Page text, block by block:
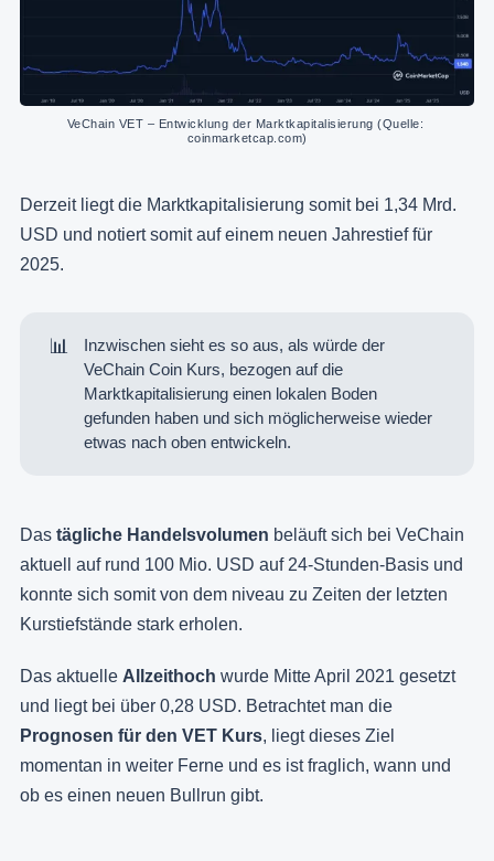
VeChain VET – Entwicklung der Marktkapitalisierung (Quelle:
coinmarketcap.com)
Derzeit liegt die Marktkapitalisierung somit bei 1,34 Mrd.
USD und notiert somit auf einem neuen Jahrestief für
2025.
📊
Inzwischen sieht es so aus, als würde der
VeChain Coin Kurs, bezogen auf die
Marktkapitalisierung einen lokalen Boden
gefunden haben und sich möglicherweise wieder
etwas nach oben entwickeln.
Das tägliche Handelsvolumen beläuft sich bei VeChain
aktuell auf rund 100 Mio. USD auf 24-Stunden-Basis und
konnte sich somit von dem niveau zu Zeiten der letzten
Kurstiefstände stark erholen.
Das aktuelle Allzeithoch wurde Mitte April 2021 gesetzt
und liegt bei über 0,28 USD. Betrachtet man die
Prognosen für den VET Kurs, liegt dieses Ziel
momentan in weiter Ferne und es ist fraglich, wann und
ob es einen neuen Bullrun gibt.